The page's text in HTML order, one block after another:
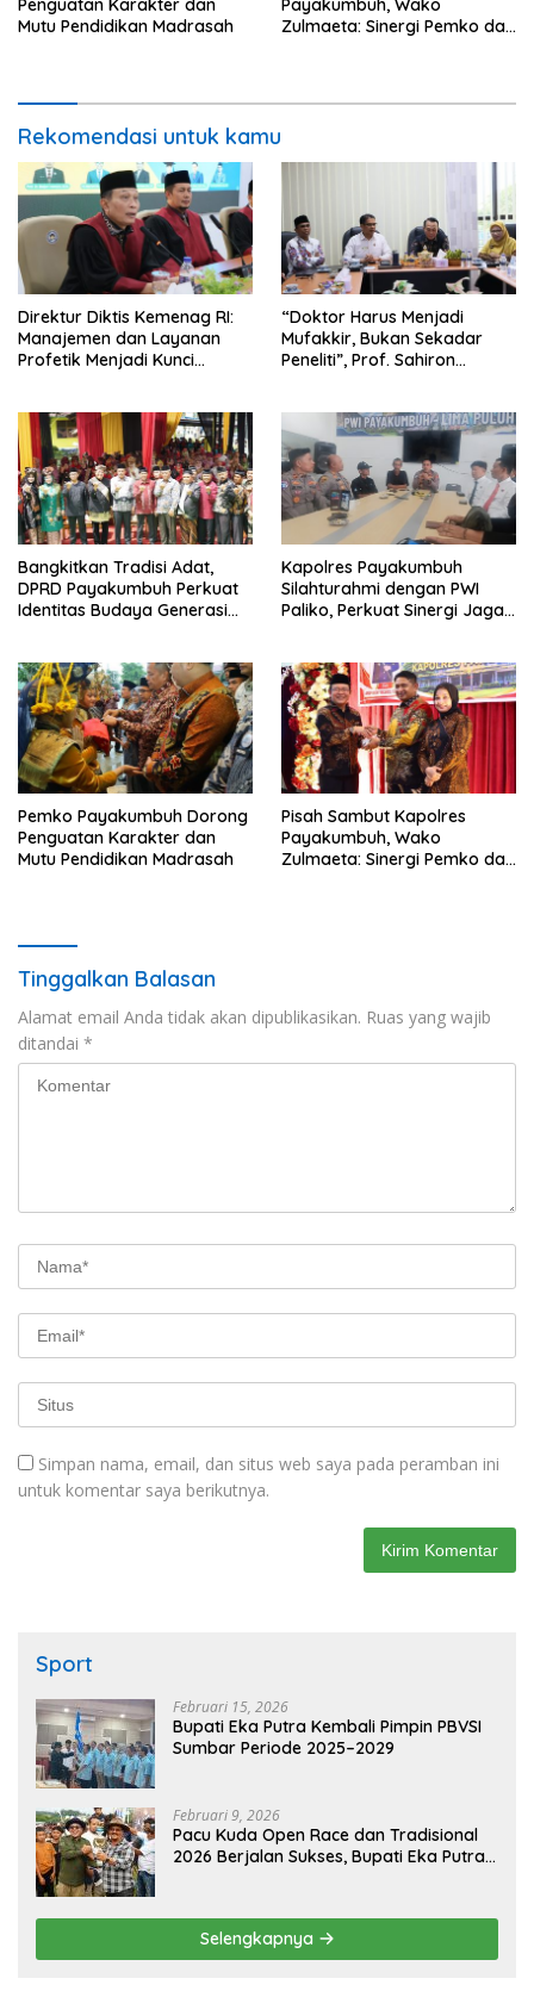
Penguatan Karakter dan
Mutu Pendidikan Madrasah
Payakumbuh, Wako
Zulmaeta: Sinergi Pemko dan
Rekomendasi untuk kamu
Direktur Diktis Kemenag RI:
Manajemen dan Layanan
Profetik Menjadi Kunci
Kampus Bereputasi Global
“Doktor Harus Menjadi
Mufakkir, Bukan Sekadar
Peneliti”, Prof. Sahiron
Bangkitkan Tradisi Adat,
DPRD Payakumbuh Perkuat
Identitas Budaya Generasi
Kapolres Payakumbuh
Silahturahmi dengan PWI
Paliko, Perkuat Sinergi Jaga
Pemko Payakumbuh Dorong
Penguatan Karakter dan
Mutu Pendidikan Madrasah
Pisah Sambut Kapolres
Payakumbuh, Wako
Zulmaeta: Sinergi Pemko dan
Tinggalkan Balasan
Alamat email Anda tidak akan dipublikasikan. Ruas yang wajib
ditandai *
Simpan nama, email, dan situs web saya pada peramban ini
untuk komentar saya berikutnya.
Sport
Februari 15, 2026
Bupati Eka Putra Kembali Pimpin PBVSI
Sumbar Periode 2025–2029
Februari 9, 2026
Pacu Kuda Open Race dan Tradisional
2026 Berjalan Sukses, Bupati Eka Putra
Selengkapnya